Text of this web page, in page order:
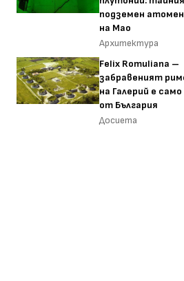
подземен
на Мао
Архитектура
Felix Romuliana –
забравеният
на Галерий е само
от България
Досиета